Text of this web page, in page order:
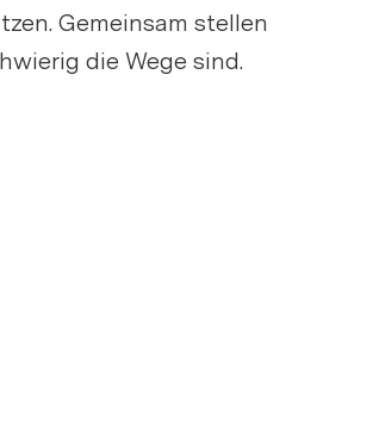
Gemeinsam stellen
die Wege sind.